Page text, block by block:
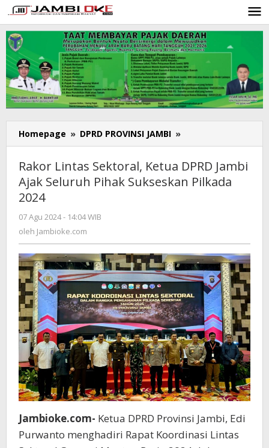
Lewati
ke
konten
Homepage » DPRD PROVINSI JAMBI »
Lintas
Ketua
DPRD
Sukseskan
Pilkada
2024
Rakor Lintas Sektoral, Ketua DPRD Jambi
Ajak Seluruh Pihak Sukseskan Pilkada
2024
07 Agu 2024 - 14:04 WIB
oleh Jambioke.com
Jambioke.com- Ketua DPRD Provinsi Jambi, Edi
Purwanto menghadiri Rapat Koordinasi Lintas